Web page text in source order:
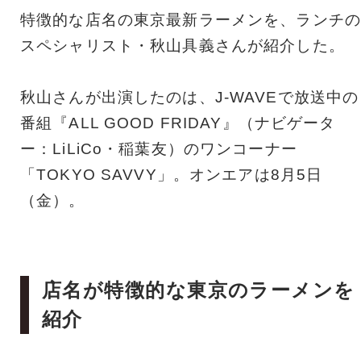
特徴的な店名の東京最新ラーメンを、ランチの
スペシャリスト・秋山具義さんが紹介した。
秋山さんが出演したのは、J-WAVEで放送中の
番組『ALL GOOD FRIDAY』（ナビゲータ
ー：LiLiCo・稲葉友）のワンコーナー
「TOKYO SAVVY」。オンエアは8月5日
（金）。
店名が特徴的な東京のラーメンを
紹介